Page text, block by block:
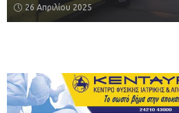
26 Απριλίου 2025